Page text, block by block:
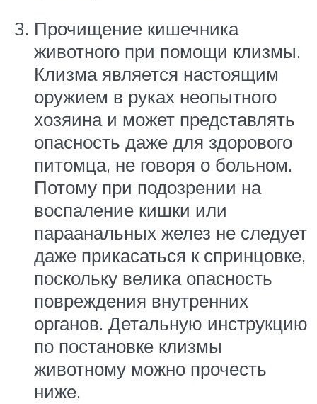
Прочищение кишечника
животного при помощи клизмы.
Клизма является настоящим
оружием в руках неопытного
хозяина и может представлять
опасность даже для здорового
питомца, не говоря о больном.
Потому при подозрении на
воспаление кишки или
параанальных желез не следует
даже прикасаться к спринцовке,
поскольку велика опасность
повреждения внутренних
органов. Детальную инструкцию
по постановке клизмы
животному можно прочесть
ниже.